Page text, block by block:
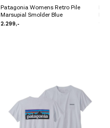
Patagonia Womens Retro Pile
Marsupial Smolder Blue
2.299,-